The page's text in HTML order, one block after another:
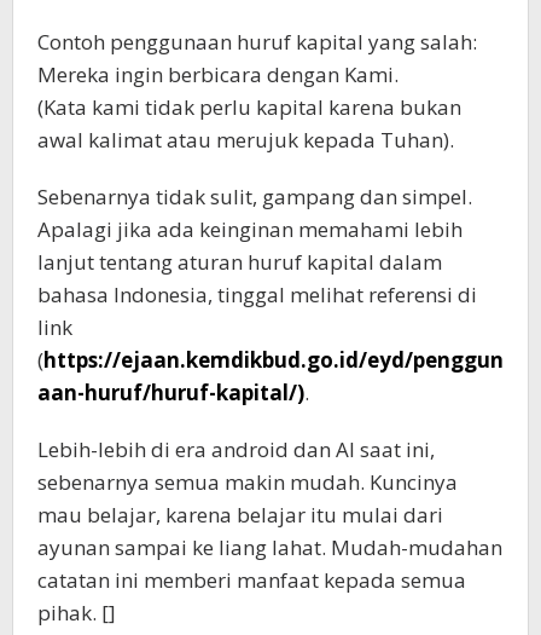
Contoh penggunaan huruf kapital yang salah:
Mereka ingin berbicara dengan Kami.
(Kata kami tidak perlu kapital karena bukan
awal kalimat atau merujuk kepada Tuhan).
Sebenarnya tidak sulit, gampang dan simpel.
Apalagi jika ada keinginan memahami lebih
lanjut tentang aturan huruf kapital dalam
bahasa Indonesia, tinggal melihat referensi di
link
(https://ejaan.kemdikbud.go.id/eyd/penggun
aan-huruf/huruf-kapital/).
Lebih-lebih di era android dan AI saat ini,
sebenarnya semua makin mudah. Kuncinya
mau belajar, karena belajar itu mulai dari
ayunan sampai ke liang lahat. Mudah-mudahan
catatan ini memberi manfaat kepada semua
pihak. []